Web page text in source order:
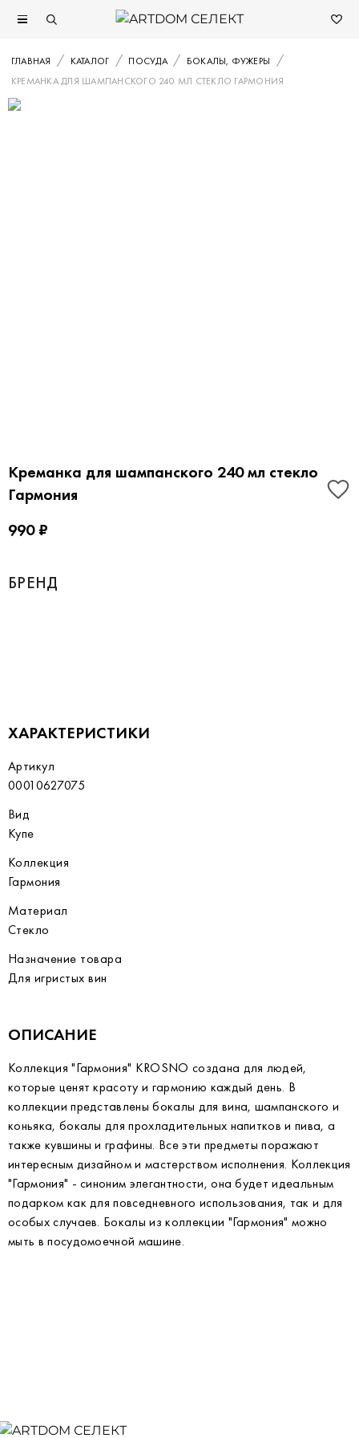
ГЛАВНАЯ КАТАЛОГ ПОСУДА
БОКАЛЫ, ФУЖЕРЫ
КРЕМАНКА ДЛЯ ШАМПАНСКОГО 240 МЛ СТЕКЛО ГАРМОНИЯ
Креманка для шампанского 240 мл стекло
Гармония
990 ₽
БРЕНД
ХАРАКТЕРИСТИКИ
Артикул
00010627075
Вид
Купе
Коллекция
Гармония
Материал
Стекло
Назначение товара
Для игристых вин
ОПИСАНИЕ
Коллекция "Гармония" KROSNO создана для людей,
которые ценят красоту и гармонию каждый день. В
коллекции представлены бокалы для вина, шампанского и
коньяка, бокалы для прохладительных напитков и пива, а
также кувшины и графины. Все эти предметы поражают
интересным дизайном и мастерством исполнения. Коллекция
"Гармония" - синоним элегантности, она будет идеальным
подарком как для повседневного использования, так и для
особых случаев. Бокалы из коллекции "Гармония" можно
мыть в посудомоечной машине.